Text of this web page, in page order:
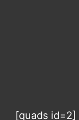
[quads id=2]